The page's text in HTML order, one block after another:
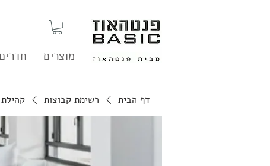
מוצרים חדרים
דף הבית רשימת קבוצות